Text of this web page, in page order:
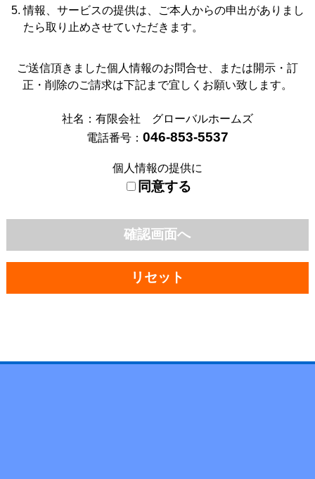
情報、サービスの提供は、ご本人からの申出がありまし
たら取り止めさせていただきます。
ご送信頂きました個人情報のお問合せ、または開示・訂
正・削除のご請求は下記まで宜しくお願い致します。
社名：有限会社 グローバルホームズ
電話番号： 046-853-5537
個人情報の提供に
同意する